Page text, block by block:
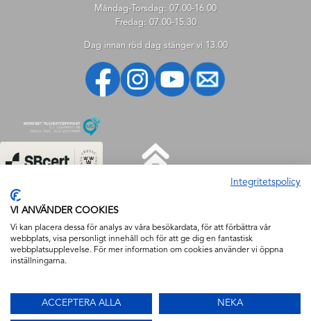
Måndag-Torsdag: 07.00-16.00
Fredag: 07.00-15.30
Dag innan röd dag stänger vi 13.00
Hjälp
Så handlar du
FAQ
Säkerhet & Cookies
Integritetspolicy
VI ANVÄNDER COOKIES
Vi kan placera dessa för analys av våra besökardata, för att förbättra vår
webbplats, visa personligt innehåll och för att ge dig en fantastisk
webbplatsupplevelse. För mer information om cookies använder vi öppna
inställningarna.
ACCEPTERA ALLA NEKA